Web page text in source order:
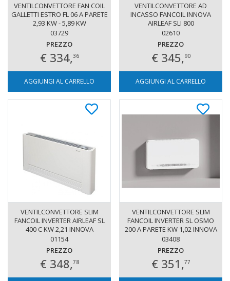
VENTILCONVETTORE FAN COIL
GALLETTI ESTRO FL 06 A PARETE
2,93 KW - 5,89 KW
03729
PREZZO
€ 334,36
AGGIUNGI AL CARRELLO
VENTILCONVETTORE AD
INCASSO FANCOIL INNOVA
AIRLEAF SLI 800
02610
PREZZO
€ 345,90
AGGIUNGI AL CARRELLO
VENTILCONVETTORE SLIM
FANCOIL INVERTER AIRLEAF SL
400 C KW 2,21 INNOVA
01154
PREZZO
€ 348,78
VENTILCONVETTORE SLIM
FANCOIL INVERTER SL OSMO
200 A PARETE KW 1,02 INNOVA
ATT. SX
03408
PREZZO
€ 351,77